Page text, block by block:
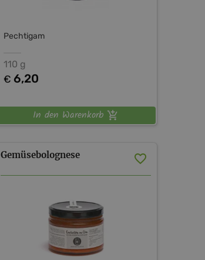
Pechtigam
110 g
€ 6,20
In den Warenkorb
Gemüsebolognese